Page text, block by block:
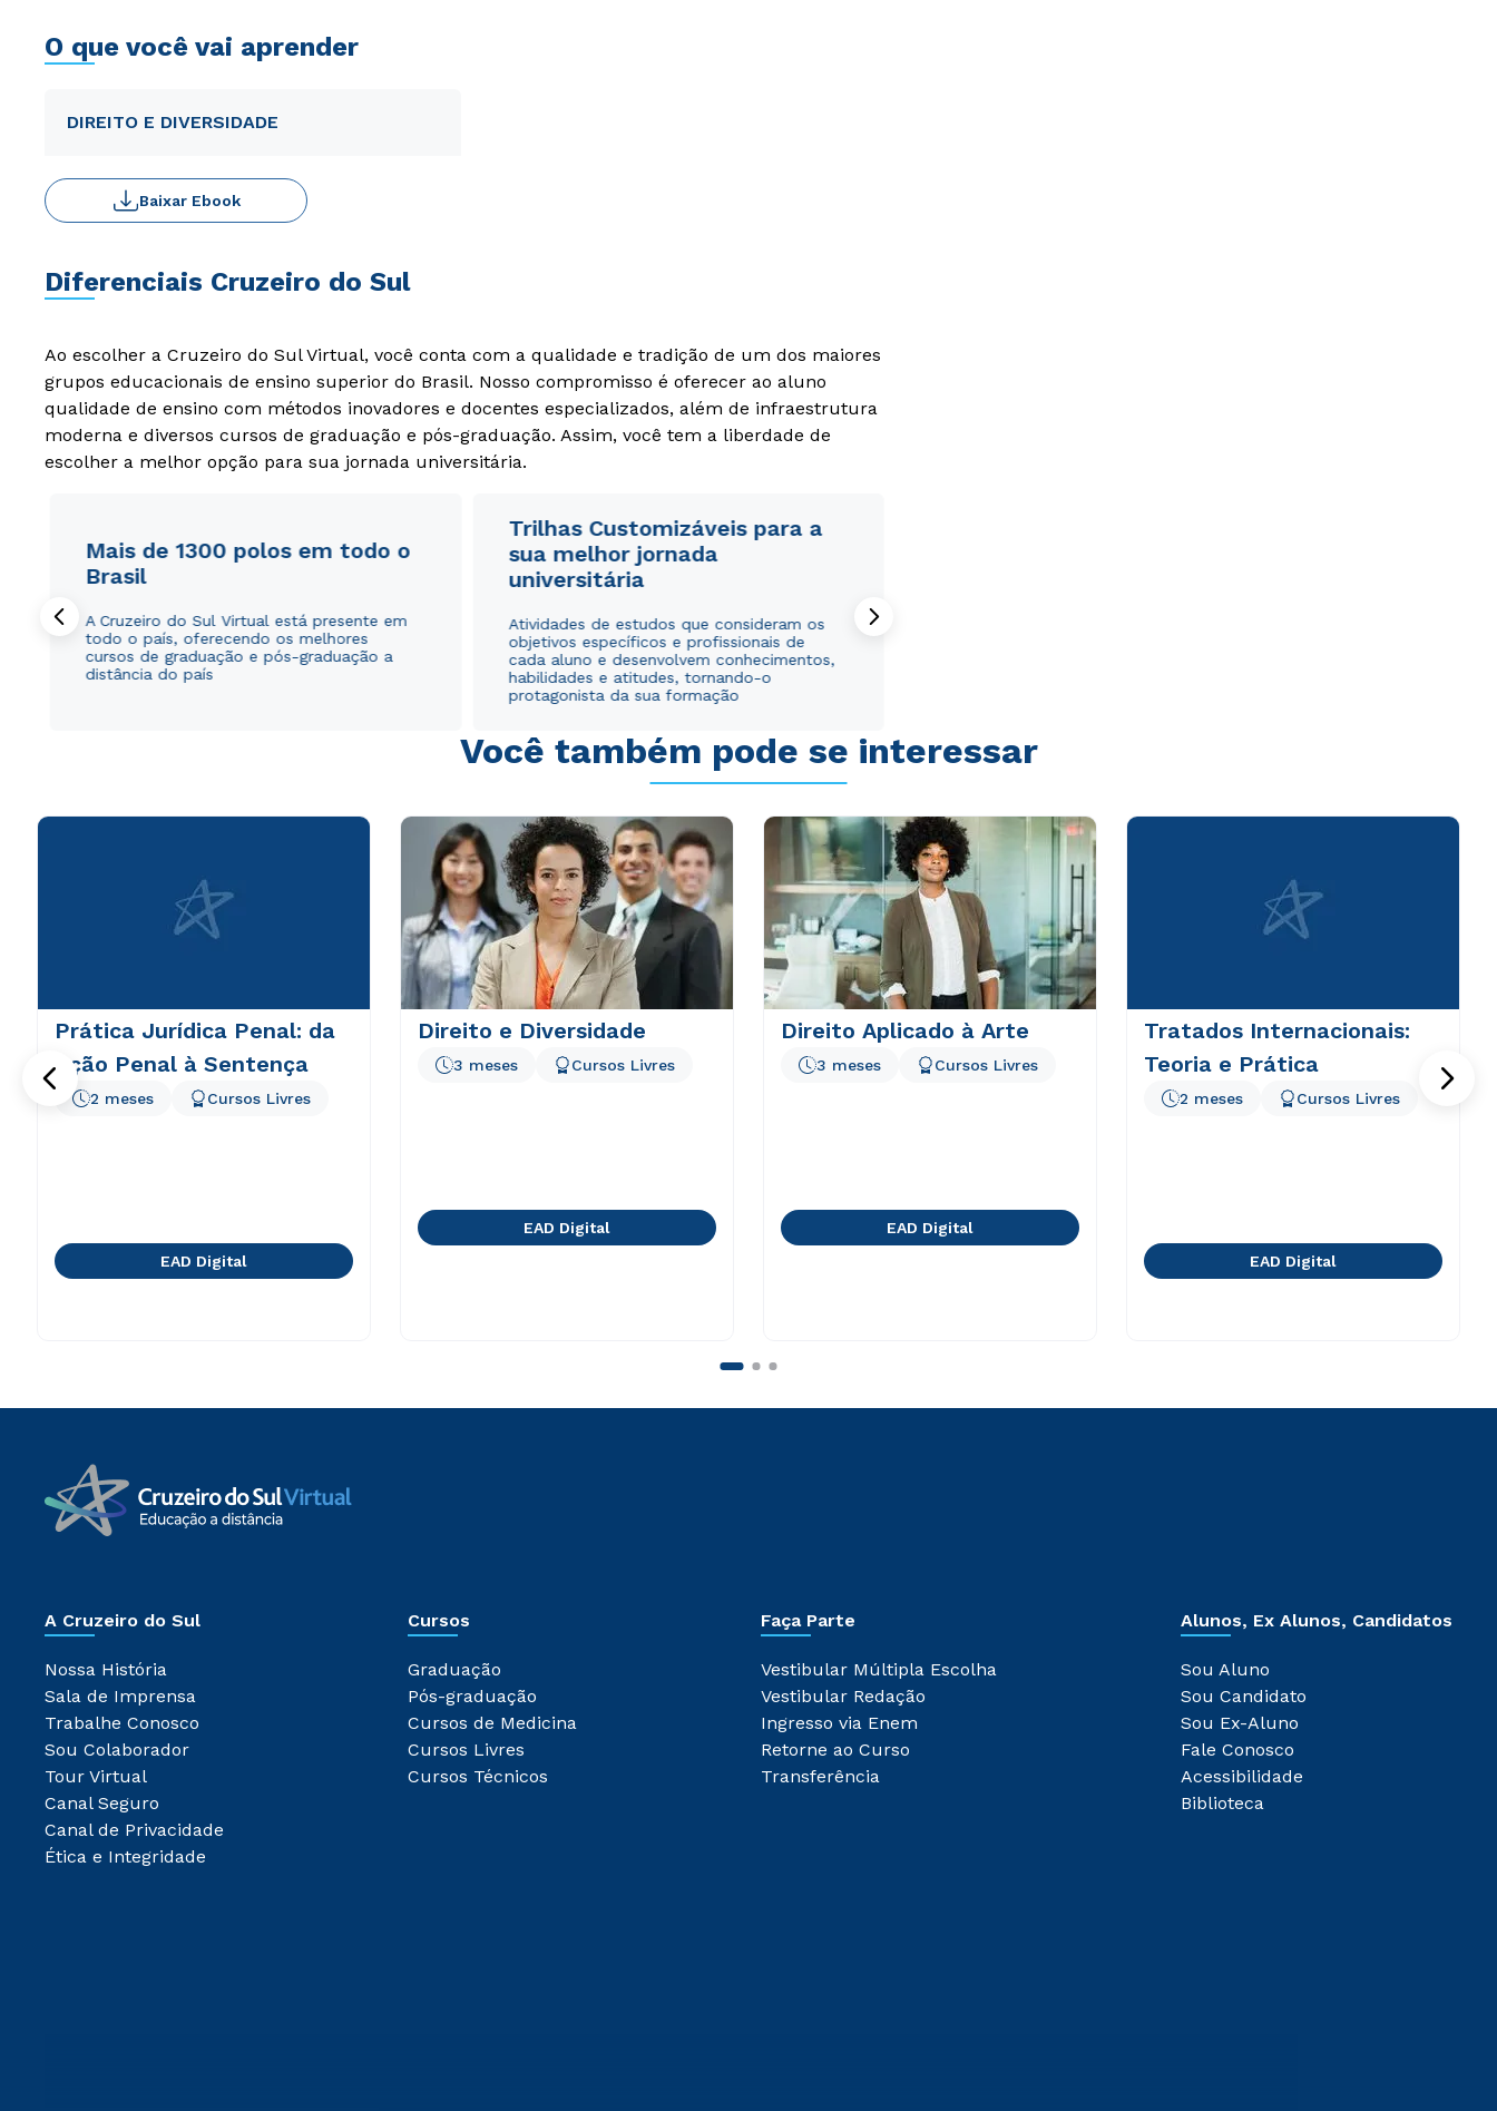
O que você vai aprender
DIREITO E DIVERSIDADE
Baixar Ebook
Diferenciais Cruzeiro do Sul
Ao escolher a Cruzeiro do Sul Virtual, você conta com a qualidade e tradição de um dos maiores
grupos educacionais de ensino superior do Brasil. Nosso compromisso é oferecer ao aluno
qualidade de ensino com métodos inovadores e docentes especializados, além de infraestrutura
moderna e diversos cursos de graduação e pós-graduação. Assim, você tem a liberdade de
escolher a melhor opção para sua jornada universitária.
Mais de 1300 polos em todo o
Brasil
A Cruzeiro do Sul Virtual está presente em
todo o país, oferecendo os melhores
cursos de graduação e pós-graduação a
distância do país
Trilhas Customizáveis para a
sua melhor jornada
universitária
Atividades de estudos que consideram os
objetivos específicos e profissionais de
cada aluno e desenvolvem conhecimentos,
habilidades e atitudes, tornando-o
protagonista da sua formação
Você também pode se interessar
Prática Jurídica Penal: da
Ação Penal à Sentença
2 meses Cursos Livres
EAD Digital
Direito e Diversidade
3 meses Cursos Livres
EAD Digital
Direito Aplicado à Arte
3 meses Cursos Livres
EAD Digital
Tratados Internacionais:
Teoria e Prática
2 meses Cursos Livres
EAD Digital
A Cruzeiro do Sul
Nossa História
Sala de Imprensa
Trabalhe Conosco
Sou Colaborador
Tour Virtual
Canal Seguro
Canal de Privacidade
Ética e Integridade
Cursos
Graduação
Pós-graduação
Cursos de Medicina
Cursos Livres
Cursos Técnicos
Faça Parte
Vestibular Múltipla Escolha
Vestibular Redação
Ingresso via Enem
Retorne ao Curso
Transferência
Alunos, Ex Alunos, Candidatos
Sou Aluno
Sou Candidato
Sou Ex-Aluno
Fale Conosco
Acessibilidade
Biblioteca
autorizo que meus dados sejam utilizados para o
envio de conteúdos da Cruzeiro do Sul.
autorizo que meus dados sejam utilizados para o
envio de conteúdos da Cruzeiro do Sul.